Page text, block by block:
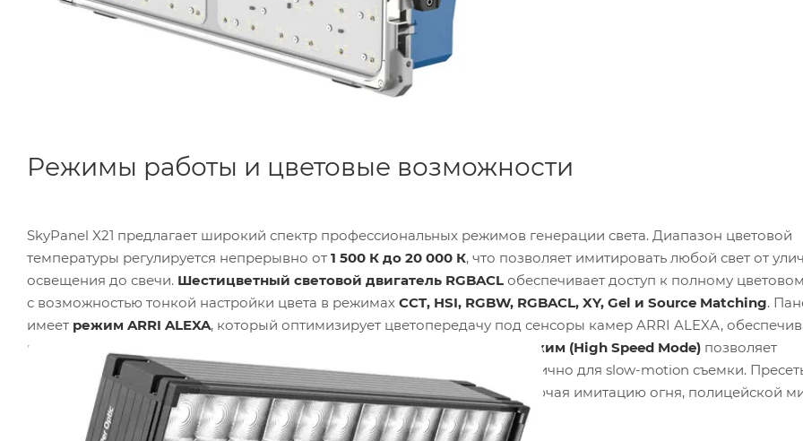
Режимы работы и цветовые возможности
SkyPanel X21 предлагает широкий спектр профессиональных режимов генерации света. Диапазон цветовой
температуры регулируется непрерывно от 1 500 К до 20 000 К, что позволяет имитировать любой свет от
освещения до свечи. Шестицветный световой двигатель RGBACL обеспечивает доступ к полному
с возможностью тонкой настройки цвета в режимах CCT, HSI, RGBW, RGBACL, XY, Gel и Source Matching.
имеет режим ARRI ALEXA, который оптимизирует цветопередачу под сенсоры камер ARRI ALEXA,
идеальное согласование освещения с камерой.
Высокоскоростной режим (High Speed Mode) позволяет
использовать панель на высокой частоте кадров без мерцания, что критично для slow-motion съемки.
включают15 пиксельных макросов и 15 динамических эффектов, включая имитацию огня, полицейской
клубного света.